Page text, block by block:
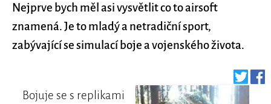
Nejprve bych měl asi vysvětlit co to airsoft
znamená. Je to mladý a netradiční sport,
zabývající se simulací boje a vojenského života.
Bojuje se s replikami